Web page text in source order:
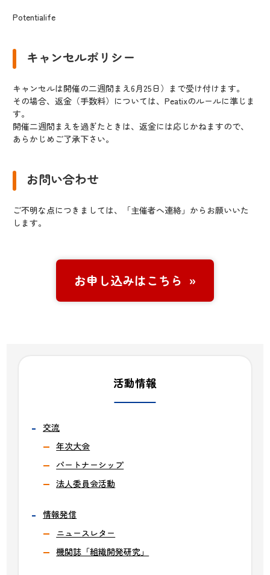
Potentialife
キャンセルポリシー
キャンセルは開催の二週間まえ6月25日）まで受け付けます。
その場合、返金（手数料）については、Peatixのルールに準じま
す。
開催二週間まえを過ぎたときは、返金には応じかねますので、
あらかじめご了承下さい。
お問い合わせ
ご不明な点につきましては、「主催者へ連絡」からお願いいた
します。
お申し込みはこちら
活動情報
交流
年次大会
パートナーシップ
法人委員会活動
情報発信
ニュースレター
機関誌「組織開発研究」